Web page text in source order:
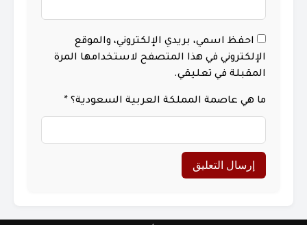
احفظ اسمي، بريدي الإلكتروني، والموقع
الإلكتروني في هذا المتصفح لاستخدامها المرة
المقبلة في تعليقي.
ما هي عاصمة المملكة العربية السعودية؟ *